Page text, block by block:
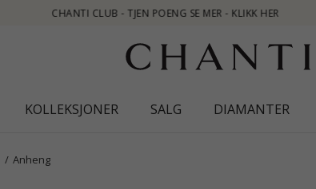
KOLLEKSJONER SALG DIAMANTER
Anheng